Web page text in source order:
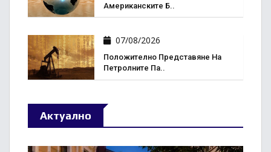
Американските Б..
07/08/2026
Положително Представяне На
Петролните Па..
Актуално